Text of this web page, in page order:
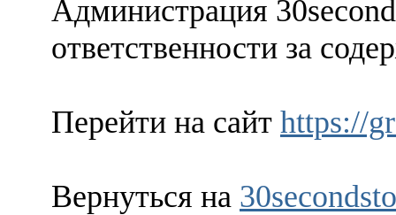
Администрация
ответственности за
Перейти на сайт https://
Вернуться на